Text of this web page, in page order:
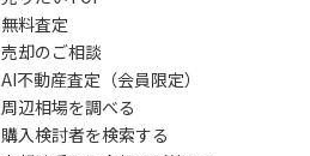
無料査定
売却のご相談
AI不動産査定（会員限定）
周辺相場を調べる
購入検討者を検索する